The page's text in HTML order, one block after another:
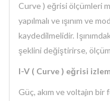
Curve ) eğrisi ölçümleri
yapılmalı ve ışınım ve
kaydedilmelidir.
şeklini değiştirirse, ölçüm
I-V ( Curve ) eğrisi
Güç, akım ve voltajın